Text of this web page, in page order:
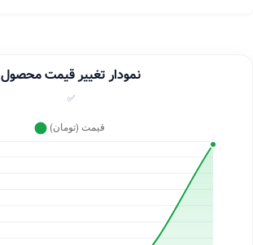
نمودار تغییر قیمت محصول
✅